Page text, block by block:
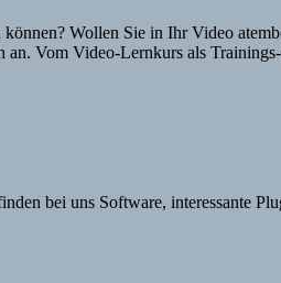
Wollen Sie in Ihr Video
an. Vom Video-Lernkurs als
bei uns Software, interessante